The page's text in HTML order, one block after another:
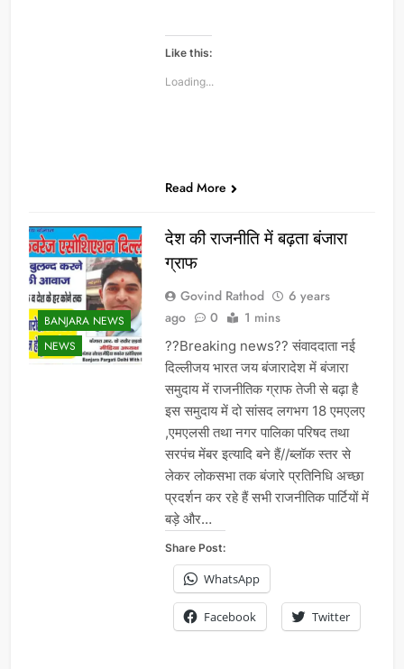
Like this:
Loading...
Read More
BANJARA NEWS
NEWS
देश की राजनीति में बढ़ता बंजारा
ग्राफ
Govind Rathod
6 years
ago
0 1 mins
??Breaking news?? संवाददाता नई
दिल्लीजय भारत जय बंजारादेश में बंजारा
समुदाय में राजनीतिक ग्राफ तेजी से बढ़ा है
इस समुदाय में दो सांसद लगभग 18 एमएलए
,एमएलसी तथा नगर पालिका परिषद तथा
सरपंच मेंबर इत्यादि बने हैं//ब्लॉक स्तर से
लेकर लोकसभा तक बंजारे प्रतिनिधि अच्छा
प्रदर्शन कर रहे हैं सभी राजनीतिक पार्टियों में
बड़े और…
Share Post:
WhatsApp
Facebook Twitter